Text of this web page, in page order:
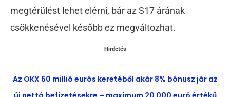
megtérülést lehet elérni, bár az S17 árának
csökkenésével később ez megváltozhat.
Hirdetés
Az OKX 50 millió eurós keretéből akár 8% bónusz jár az